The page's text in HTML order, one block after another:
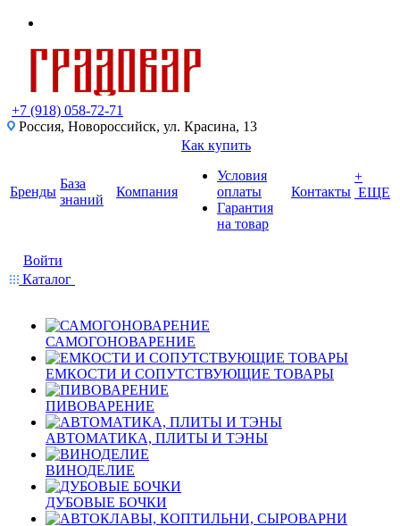
+7 (918) 058-72-71
Россия, Новороссийск, ул. Красина, 13
Бренды
База
знаний
Компания
Как купить
Условия
оплаты
Гарантия
на товар
Контакты
+
ЕЩЕ
Войти
Каталог
САМОГОНОВАРЕНИЕ
ЕМКОСТИ И СОПУТСТВУЮЩИЕ ТОВАРЫ
ПИВОВАРЕНИЕ
АВТОМАТИКА, ПЛИТЫ И ТЭНЫ
ВИНОДЕЛИЕ
ДУБОВЫЕ БОЧКИ